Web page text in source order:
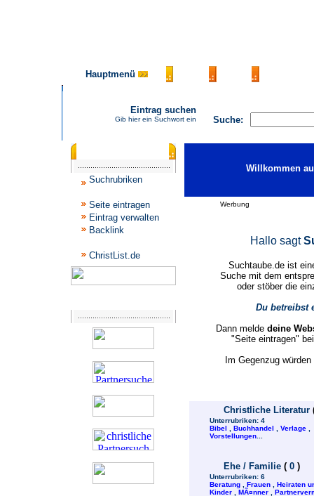
Hauptmenü
Suche:
Eintrag suchen
Gib hier ein Suchwort ein
Suchrubriken
Seite eintragen
Eintrag verwalten
Backlink
ChristList.de
Willkommen
Werbung
Hallo sagt
Suchtaube.de ist
Suche mit dem
oder stöber die
Du betreibst
Dann melde deine
"Seite eintragen"
Im Gegenzug
Christliche Literatur
Unterrubriken: 4
Bibel
Buchhandel Verlage
Vorstellungen
Ehe / Familie ( 0 )
Unterrubriken: 6
Beratung
Frauen
Heiraten
Kinder
MÃ¤nner